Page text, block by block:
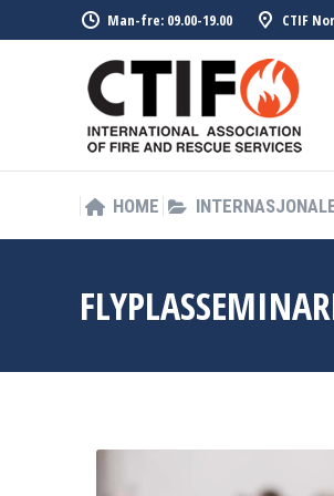
Man-fre: 09.00-19.00 CTIF
HOME
HOME